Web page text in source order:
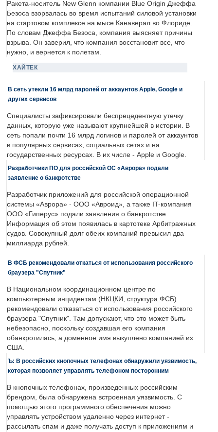
Ракета-носитель New Glenn компании Blue Origin Джеффа
Безоса взорвалась во время испытаний силовой установки
на стартовом комплексе на мысе Канаверал во Флориде.
По словам Джеффа Безоса, компания выясняет причины
взрыва. Он заверил, что компания восстановит все, что
нужно, и вернется к полетам.
ХАЙТЕК
В сеть утекли 16 млрд паролей от аккаунтов Apple, Google и
других сервисов
Специалисты зафиксировали беспрецедентную утечку
данных, которую уже называют крупнейшей в истории. В
сеть попали почти 16 млрд логинов и паролей от аккаунтов
в популярных сервисах, социальных сетях и на
государственных ресурсах. В их числе - Apple и Google.
Разработчики ПО для российской ОС «Аврора» подали
заявление о банкротстве
Разработчик приложений для российской операционной
системы «Аврора» - ООО «Авроид», а также IT-компания
ООО «Гиперус» подали заявления о банкротстве.
Информация об этом появилась в картотеке Арбитражных
судов. Совокупный долг обеих компаний превысил два
миллиарда рублей.
В ФСБ рекомендовали откаться от использования российского
браузера "Спутник"
В Национальном координационном центре по
компьютерным инцидентам (НКЦКИ, структура ФСБ)
рекомендовали отказаться от использования российского
браузера "Спутник". Там допускают, что это может быть
небезопасно, поскольку создавшая его компания
обанкротилась, а доменное имя выкуплено компанией из
США.
Ъ: В российских кнопочных телефонах обнаружили уязвимость,
которая позволяет управлять телефоном посторонним
В кнопочных телефонах, произведенных российским
брендом, была обнаружена встроенная уязвимость. С
помощью этого программного обеспечения можно
управлять устройством удаленно через интернет -
рассылать спам и даже получать доступ к приложениям и